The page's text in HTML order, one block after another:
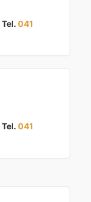
Tel. 041
Tel. 041